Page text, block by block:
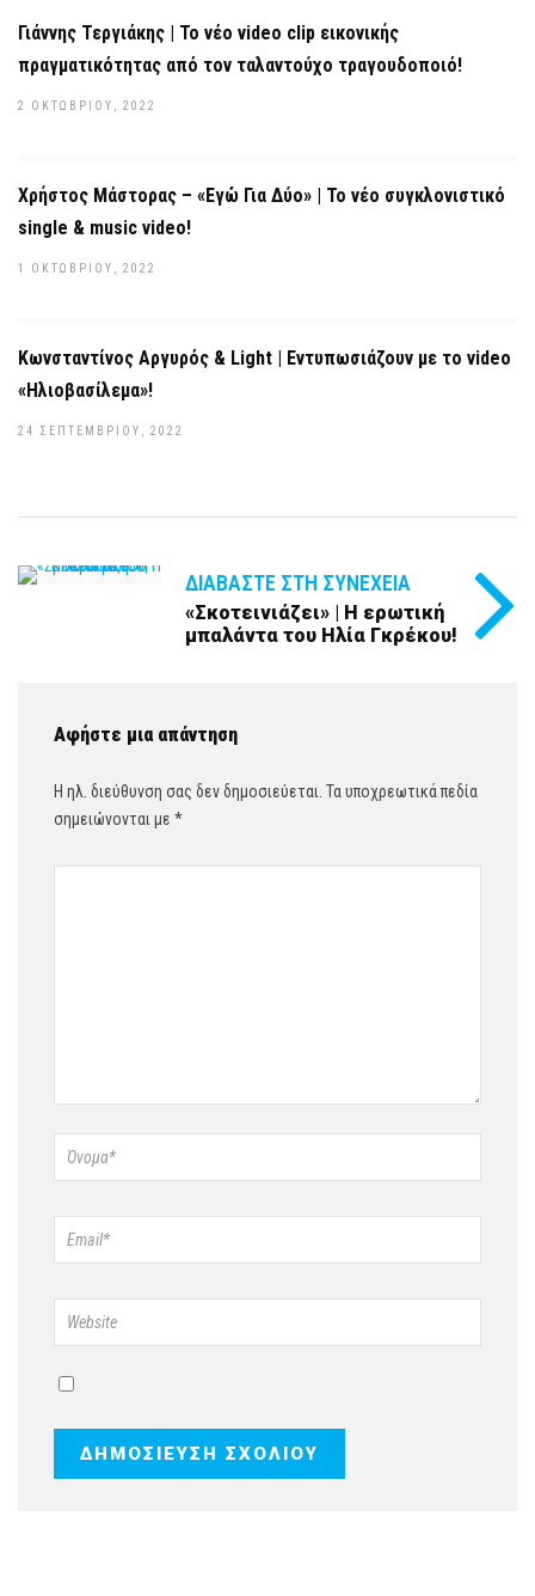
Γιάννης Τεργιάκης | Το νέο video clip εικονικής
πραγματικότητας από τον ταλαντούχο τραγουδοποιό!
2 ΟΚΤΩΒΡΊΟΥ, 2022
Χρήστος Μάστορας – «Εγώ Για Δύο» | Το νέο συγκλονιστικό
single & music video!
1 ΟΚΤΩΒΡΊΟΥ, 2022
Κωνσταντίνος Αργυρός & Light | Εντυπωσιάζουν με το video
«Ηλιοβασίλεμα»!
24 ΣΕΠΤΕΜΒΡΊΟΥ, 2022
ΔΙΑΒΆΣΤΕ ΣΤΗ ΣΥΝΈΧΕΙΑ
«Σκοτεινιάζει» | H ερωτική
μπαλάντα του Ηλία Γκρέκου!
Αφήστε μια απάντηση
Η ηλ. διεύθυνση σας δεν δημοσιεύεται. Τα υποχρεωτικά πεδία
σημειώνονται με *